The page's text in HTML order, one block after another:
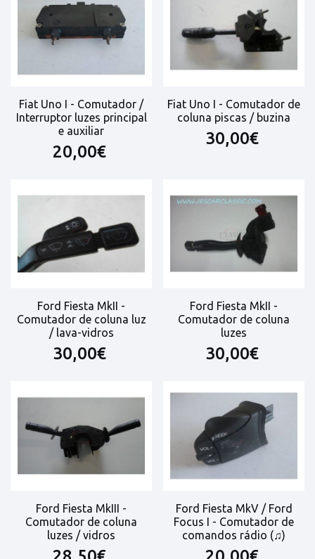
Fiat Uno I - Comutador /
Interruptor luzes principal
e auxiliar
20,00€
Fiat Uno I - Comutador de
coluna piscas / buzina
30,00€
Ford Fiesta MkII -
Comutador de coluna luz
/ lava-vidros
30,00€
Ford Fiesta MkII -
Comutador de coluna
luzes
30,00€
Ford Fiesta MkIII -
Comutador de coluna
luzes / vidros
Ford Fiesta MkV / Ford
Focus I - Comutador de
comandos rádio (♫)